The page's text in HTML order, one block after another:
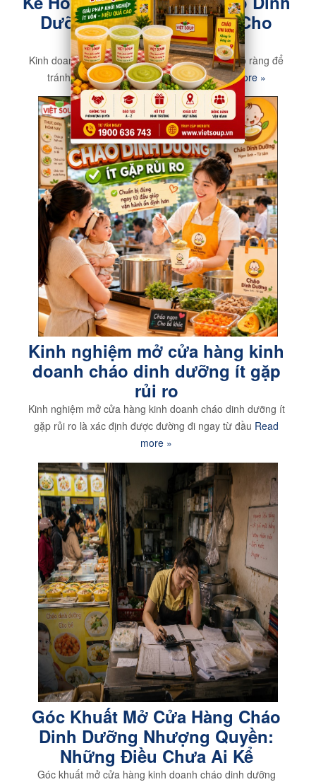
Dưỡng Chi Tiết Từ A - Z Cho
Người Mới
Kinh doanh cháo dinh dưỡng cần có kế hoạch rõ ràng để
tránh đầu tư lãng phí, lâu hoàn vốnRead more »
Kinh nghiệm mở cửa hàng kinh
doanh cháo dinh dưỡng ít gặp
rủi ro
Kinh nghiệm mở cửa hàng kinh doanh cháo dinh dưỡng ít
gặp rủi ro là xác định được đường đi ngay từ đầu Read
more »
Góc Khuất Mở Cửa Hàng Cháo
Dinh Dưỡng Nhượng Quyền:
Những Điều Chưa Ai Kể
Góc khuất mở cửa hàng kinh doanh cháo dinh dưỡng